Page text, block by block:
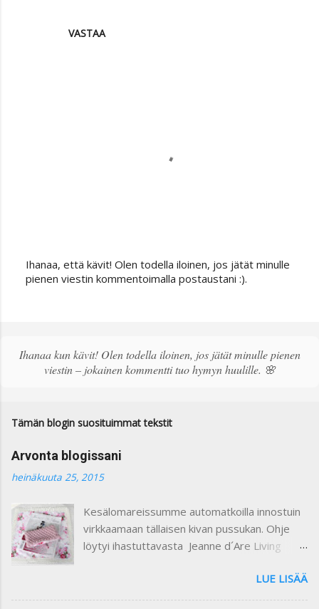
VASTAA
L
ä
k
e
t
i
Ihanaa, että kävit! Olen todella iloinen, jos jätät minulle
pienen viestin kommentoimalla postaustani :).
Ihanaa kun kävit! Olen todella iloinen, jos jätät minulle pienen
viestin – jokainen kommentti tuo hymyn huulille. 🌸
Tämän blogin suosituimmat tekstit
Arvonta blogissani
heinäkuuta 25, 2015
Kesälomareissumme automatkoilla innostuin
virkkaamaan tällaisen kivan pussukan. Ohje
löytyi ihastuttavasta Jeanne d´Are Living
lehtien sisustusjutut ovat todella ihastuttavia
ja niin kauniita. Lehdistä löytyy niin paljon
LUE LISÄÄ